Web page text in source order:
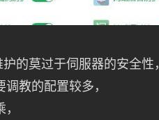
的莫过于伺服器的安全性，
教的配置较多，